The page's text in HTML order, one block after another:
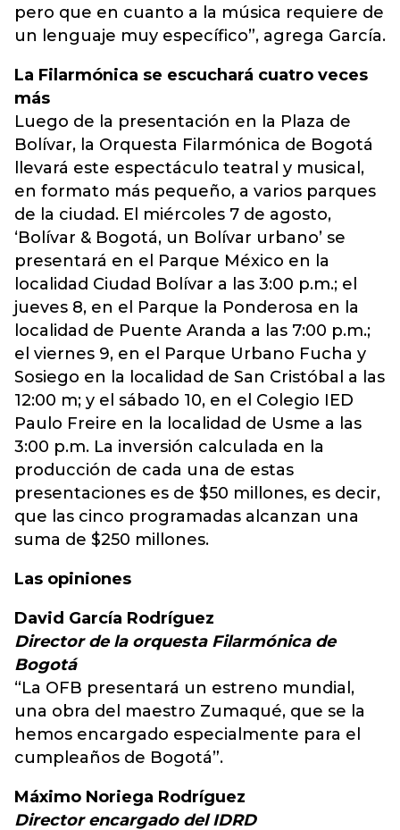
pero que en cuanto a la música requiere de
un lenguaje muy específico”, agrega García.
La Filarmónica se escuchará cuatro veces
más
Luego de la presentación en la Plaza de
Bolívar, la Orquesta Filarmónica de Bogotá
llevará este espectáculo teatral y musical,
en formato más pequeño, a varios parques
de la ciudad. El miércoles 7 de agosto,
‘Bolívar & Bogotá, un Bolívar urbano’ se
presentará en el Parque México en la
localidad Ciudad Bolívar a las 3:00 p.m.; el
jueves 8, en el Parque la Ponderosa en la
localidad de Puente Aranda a las 7:00 p.m.;
el viernes 9, en el Parque Urbano Fucha y
Sosiego en la localidad de San Cristóbal a las
12:00 m; y el sábado 10, en el Colegio IED
Paulo Freire en la localidad de Usme a las
3:00 p.m. La inversión calculada en la
producción de cada una de estas
presentaciones es de $50 millones, es decir,
que las cinco programadas alcanzan una
suma de $250 millones.
Las opiniones
David García Rodríguez
Director de la orquesta Filarmónica de
Bogotá
“La OFB presentará un estreno mundial,
una obra del maestro Zumaqué, que se la
hemos encargado especialmente para el
cumpleaños de Bogotá”.
Máximo Noriega Rodríguez
Director encargado del IDRD